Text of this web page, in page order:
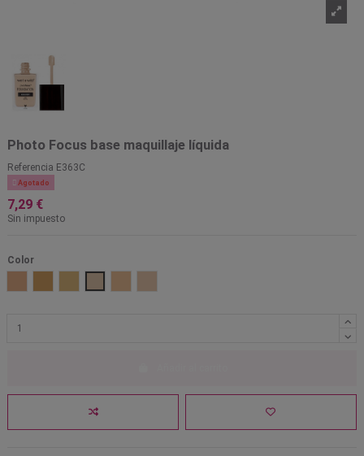
Photo Focus base maquillaje líquida
Referencia E363C
 Agotado
7,29 €
Sin impuesto
Color